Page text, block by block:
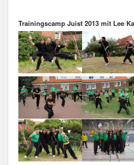
Trainingscamp Juist 2013 mit Lee